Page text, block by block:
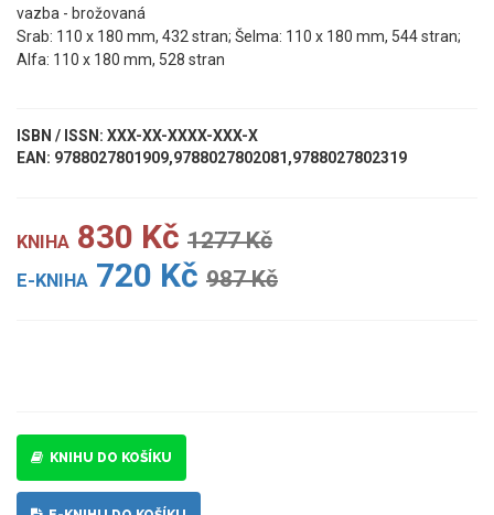
vazba - brožovaná
Srab: 110 x 180 mm, 432 stran; Šelma: 110 x 180 mm, 544 stran;
Alfa: 110 x 180 mm, 528 stran
ISBN / ISSN: XXX-XX-XXXX-XXX-X
EAN: 9788027801909,9788027802081,9788027802319
KNIHA 830 Kč 1277 Kč
E-KNIHA 720 Kč 987 Kč
KNIHU DO KOŠÍKU